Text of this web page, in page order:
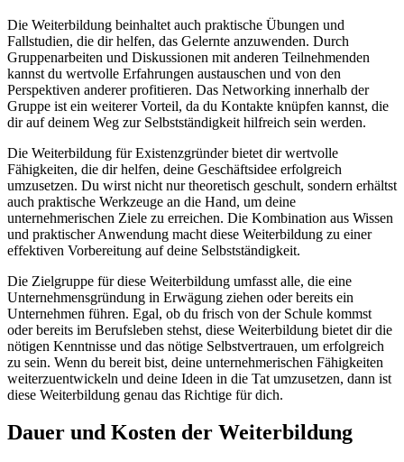
Die Weiterbildung beinhaltet auch praktische Übungen und
Fallstudien, die dir helfen, das Gelernte anzuwenden. Durch
Gruppenarbeiten und Diskussionen mit anderen Teilnehmenden
kannst du wertvolle Erfahrungen austauschen und von den
Perspektiven anderer profitieren. Das Networking innerhalb der
Gruppe ist ein weiterer Vorteil, da du Kontakte knüpfen kannst, die
dir auf deinem Weg zur Selbstständigkeit hilfreich sein werden.
Die Weiterbildung für Existenzgründer bietet dir wertvolle
Fähigkeiten, die dir helfen, deine Geschäftsidee erfolgreich
umzusetzen. Du wirst nicht nur theoretisch geschult, sondern erhältst
auch praktische Werkzeuge an die Hand, um deine
unternehmerischen Ziele zu erreichen. Die Kombination aus Wissen
und praktischer Anwendung macht diese Weiterbildung zu einer
effektiven Vorbereitung auf deine Selbstständigkeit.
Die Zielgruppe für diese Weiterbildung umfasst alle, die eine
Unternehmensgründung in Erwägung ziehen oder bereits ein
Unternehmen führen. Egal, ob du frisch von der Schule kommst
oder bereits im Berufsleben stehst, diese Weiterbildung bietet dir die
nötigen Kenntnisse und das nötige Selbstvertrauen, um erfolgreich
zu sein. Wenn du bereit bist, deine unternehmerischen Fähigkeiten
weiterzuentwickeln und deine Ideen in die Tat umzusetzen, dann ist
diese Weiterbildung genau das Richtige für dich.
Dauer und Kosten der Weiterbildung